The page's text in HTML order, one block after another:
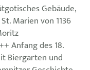
Gebäude,
Marien von 1136
Anfang des 18.
Biergarten und